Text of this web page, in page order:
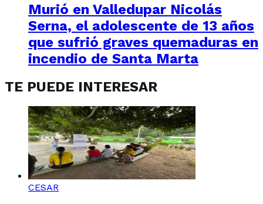
Murió en Valledupar Nicolás
Serna, el adolescente de 13 años
que sufrió graves quemaduras en
incendio de Santa Marta
TE PUEDE INTERESAR
CESAR